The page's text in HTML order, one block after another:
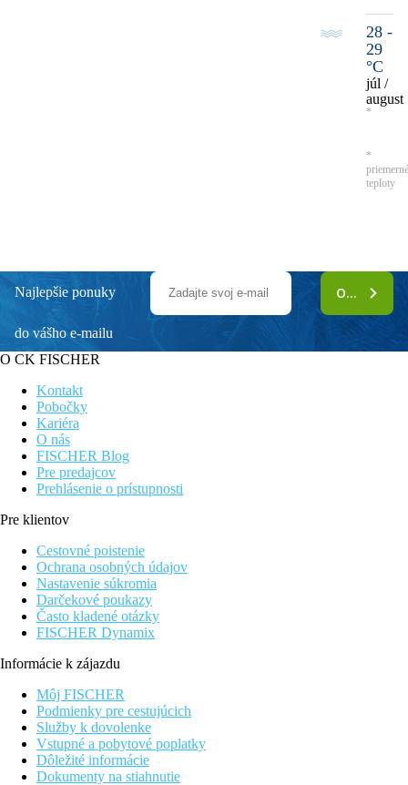
28 -
29
°C
júl /
august
*
*
teploty
Najlepšie ponuky
do vášho e-mailu
ODOBERAŤ
O CK FISCHER
Kontakt
Pobočky
Kariéra
O nás
FISCHER Blog
Pre predajcov
Prehlásenie o prístupnosti
Pre klientov
Cestovné poistenie
Ochrana osobných údajov
Nastavenie súkromia
Darčekové poukazy
Často kladené otázky
FISCHER Dynamix
Informácie k zájazdu
Môj FISCHER
Podmienky pre cestujúcich
Služby k dovolenke
Vstupné a pobytové poplatky
Dôležité informácie
Dokumenty na stiahnutie